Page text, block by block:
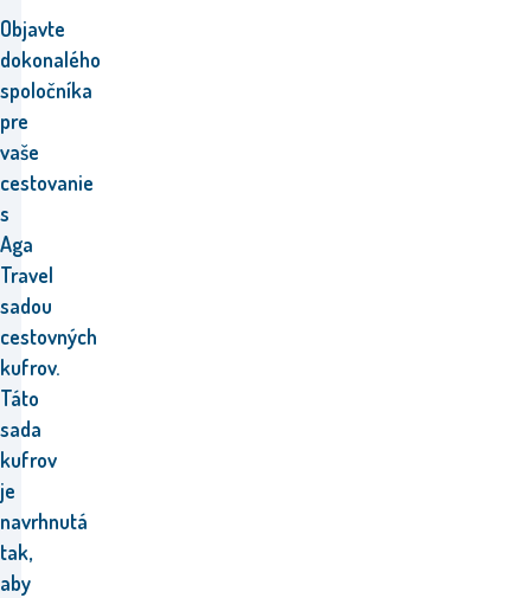
Objavte
dokonalého
spoločníka
pre
vaše
cestovanie
s
Aga
Travel
sadou
cestovných
kufrov.
Táto
sada
kufrov
je
navrhnutá
tak,
aby